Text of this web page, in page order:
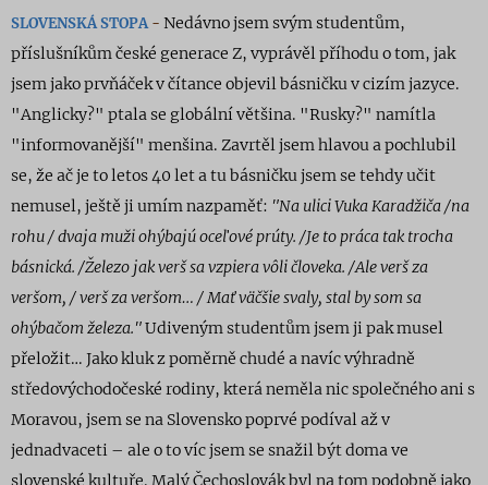
SLOVENSKÁSTOPA- Nedávno jsem svým studentům,
příslušníkům české generace Z, vyprávěl příhoduo tom, jak
jsem jako prvňáček v čítance objevil básničku v cizím jazyce.
"Anglicky?" ptala se globální většina. "Rusky?" namítla
"informovanější" menšina. Zavrtěl jsem hlavou a pochlubil
se, že ač je to letos 40 let a tu básničku jsem se tehdy učit
nemusel, ještě ji umím nazpaměť: "Na ulici Vuka Karadžiča /na
rohu / dvaja muži ohýbajú oceľové prúty. /Je to práca tak trocha
básnická. /Železo jak verš sa vzpiera vôli človeka. /Ale verš za
veršom, / verš za veršom… / Mať väčšie svaly, stal by som sa
ohýbačom železa."Udiveným studentům jsem ji pak musel
přeložit… Jako kluk z poměrně chudé a navíc výhradně
středovýchodočeské rodiny, která neměla nic společného ani s
Moravou, jsem se na Slovensko poprvé podíval až v
jednadvaceti – ale o to víc jsem se snažil být doma ve
slovenské kultuře. Malý Čechoslovák byl na tom podobně jako